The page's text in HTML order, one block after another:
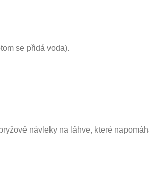
se přidá voda).
návleky na láhve, které